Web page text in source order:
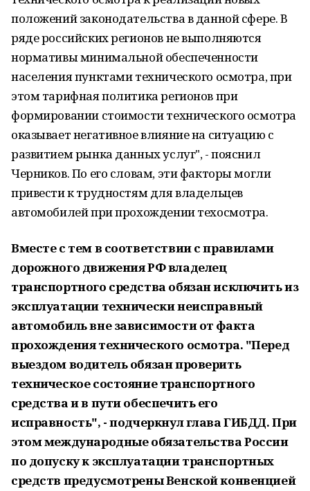
положений законодательства в данной сфере. В
ряде российских регионов не выполняются
нормативы минимальной обеспеченности
населения пунктами технического осмотра, при
этом тарифная политика регионов при
формировании стоимости технического осмотра
оказывает негативное влияние на ситуацию с
развитием рынка данных услуг", - пояснил
Черников. По его словам, эти факторы могли
привести к трудностям для владельцев
автомобилей при прохождении техосмотра.
Вместе с тем в соответствии с правилами
дорожного движения РФ владелец
транспортного средства обязан исключить из
эксплуатации технически неисправный
автомобиль вне зависимости от факта
прохождения технического осмотра. "Перед
выездом водитель обязан проверить
техническое состояние транспортного
средства и в пути обеспечить его
исправность", - подчеркнул глава ГИБДД. При
этом международные обязательства России
по допуску к эксплуатации транспортных
средств предусмотрены Венской конвенцией